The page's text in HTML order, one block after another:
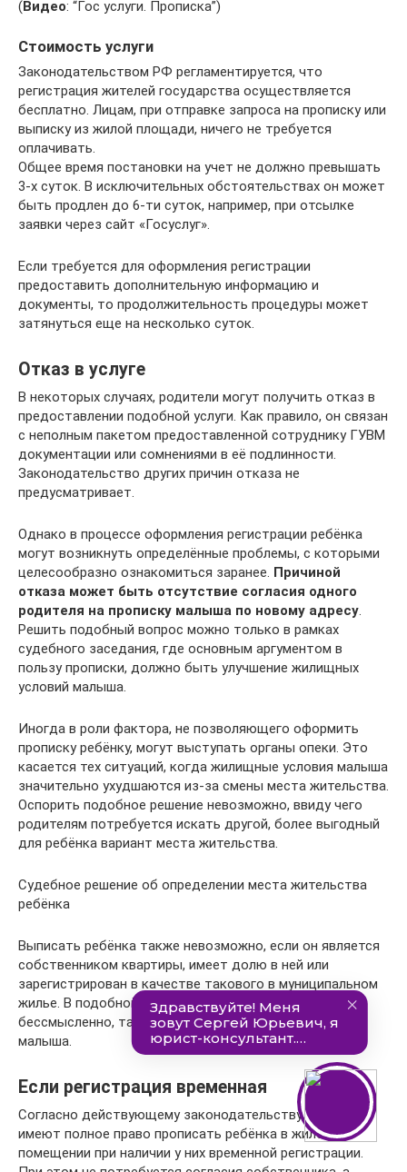
(Видео: “Гос услуги. Прописка”)
Стоимость услуги
Законодательством РФ регламентируется, что
регистрация жителей государства осуществляется
бесплатно. Лицам, при отправке запроса на прописку или
выписку из жилой площади, ничего не требуется
оплачивать.
Общее время постановки на учет не должно превышать
3-х суток. В исключительных обстоятельствах он может
быть продлен до 6-ти суток, например, при отсылке
заявки через сайт «Госуслуг».
Если требуется для оформления регистрации
предоставить дополнительную информацию и
документы, то продолжительность процедуры может
затянуться еще на несколько суток.
Отказ в услуге
В некоторых случаях, родители могут получить отказ в
предоставлении подобной услуги. Как правило, он связан
с неполным пакетом предоставленной сотруднику ГУВМ
документации или сомнениями в её подлинности.
Законодательство других причин отказа не
предусматривает.
Однако в процессе оформления регистрации ребёнка
могут возникнуть определённые проблемы, с которыми
целесообразно ознакомиться заранее. Причиной
отказа может быть отсутствие согласия одного
родителя на прописку малыша по новому адресу.
Решить подобный вопрос можно только в рамках
судебного заседания, где основным аргументом в
пользу прописки, должно быть улучшение жилищных
условий малыша.
Иногда в роли фактора, не позволяющего оформить
прописку ребёнку, могут выступать органы опеки. Это
касается тех ситуаций, когда жилищные условия малыша
значительно ухудшаются из-за смены места жительства.
Оспорить подобное решение невозможно, ввиду чего
родителям потребуется искать другой, более выгодный
для ребёнка вариант места жительства.
Судебное решение об определении места жительства
ребёнка
Выписать ребёнка также невозможно, если он является
собственником квартиры, имеет долю в ней или
зарегистрирован в качестве такового в муниципальном
жилье. В подобной ситуации в суд обращаться
бессмысленно, так как он будет защищать интересы
малыша.
Если регистрация временная
Согласно действующему законодательству, родители
имеют полное право прописать ребёнка в жилом
помещении при наличии у них временной регистрации.